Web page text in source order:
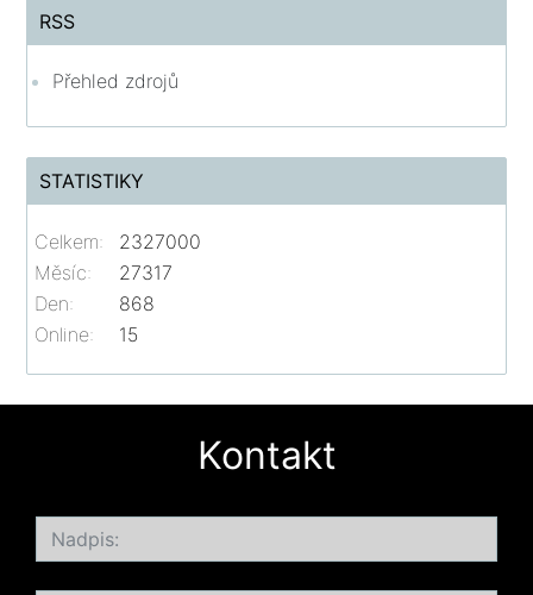
RSS
Přehled zdrojů
STATISTIKY
Online: 15
Celkem:
2327000
Měsíc:
27317
Den:
868
Kontakt